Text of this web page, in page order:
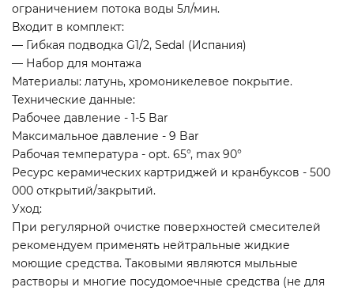
ограничением потока воды 5л/мин.
Входит в комплект:
— Гибкая подводка G1/2, Sedal (Испания)
— Набор для монтажа
Материалы: латунь, хромоникелевое покрытие.
Технические данные:
Рабочее давление - 1-5 Bar
Максимальное давление - 9 Bar
Рабочая температура - opt. 65°, max 90°
Ресурс керамических картриджей и кранбуксов - 500
000 открытий/закрытий.
Уход:
При регулярной очистке поверхностей смесителей
рекомендуем применять нейтральные жидкие
моющие средства. Таковыми являются мыльные
растворы и многие посудомоечные средства (не для